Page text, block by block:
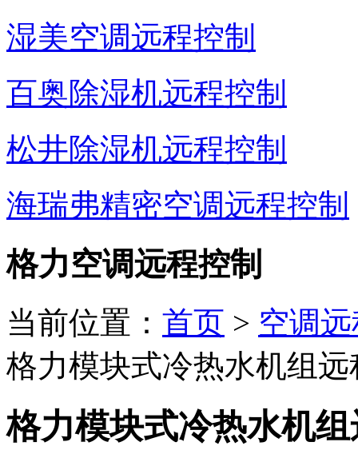
湿美空调远程控制
百奥除湿机远程控制
松井除湿机远程控制
海瑞弗精密空调远程控制
格力空调远程控制
当前位置： 首页 > 空调
格力模块式冷热水机组远
格力模块式冷热水机